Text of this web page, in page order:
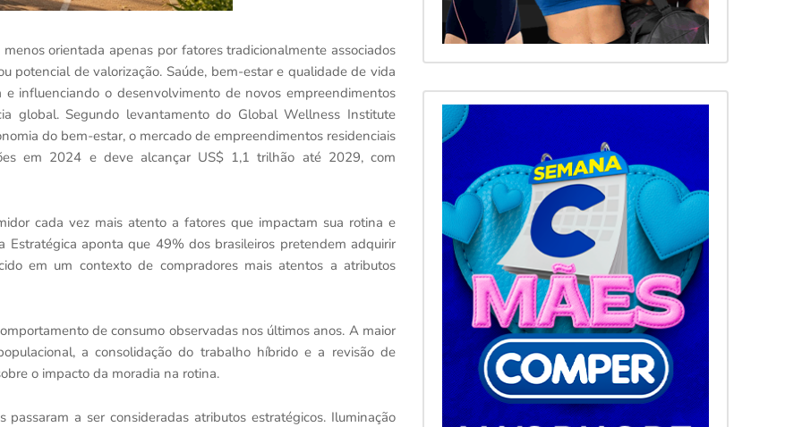
orientada apenas por fatores tradicionalmente associados
potencial de valorização. Saúde, bem-estar e qualidade de vida
influenciando o desenvolvimento de novos empreendimentos
global. Segundo levantamento do Global Wellness Institute
do bem-estar, o mercado de empreendimentos residenciais
em 2024 e deve alcançar US$ 1,1 trilhão até 2029, com
cada vez mais atento a fatores que impactam sua rotina e
aponta que 49% dos brasileiros pretendem adquirir
em um contexto de compradores mais atentos a atributos
de consumo observadas nos últimos anos. A maior
a consolidação do trabalho híbrido e a revisão de
o impacto da moradia na rotina.
passaram a ser consideradas atributos estratégicos. Iluminação